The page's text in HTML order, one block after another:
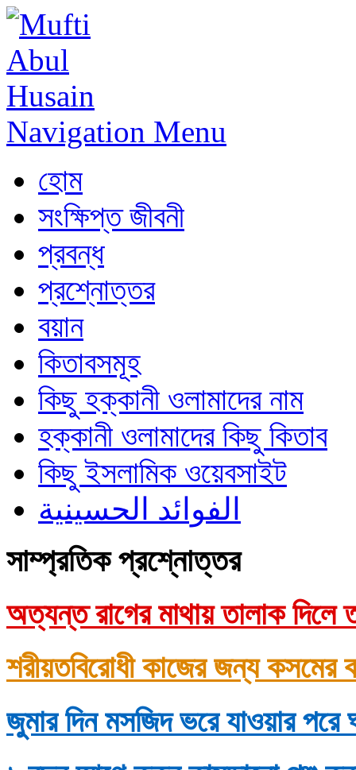
Navigation Menu
হোম
সংক্ষিপ্ত জীবনী
প্রবন্ধ
প্রশ্নোত্তর
বয়ান
কিতাবসমূহ
কিছু হক্কানী ওলামাদের নাম
হক্কানী ওলামাদের কিছু কিতাব
কিছু ইসলামিক ওয়েবসাইট
الفوائد الحسينية
সাম্প্রতিক প্রশ্নোত্তর
অত্যন্ত রাগের মাথায় তালাক দিলে
শরীয়তবিরোধী কাজের জন্য কসমের
জুমার দিন মসজিদ ভরে যাওয়ার